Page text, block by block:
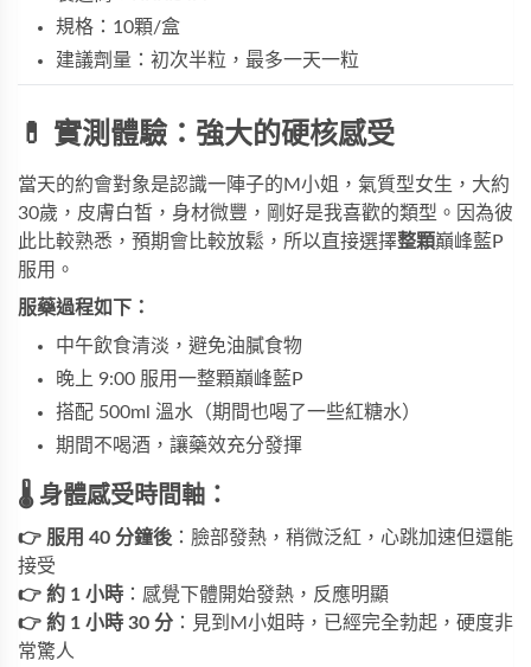
規格：10顆/盒
建議劑量：初次半粒，最多一天一粒
💊 實測體驗：強大的硬核感受
當天的約會對象是認識一陣子的M小姐，氣質型女生，大約
30歲，皮膚白皙，身材微豐，剛好是我喜歡的類型。因為彼
此比較熟悉，預期會比較放鬆，所以直接選擇整顆巔峰藍P
服用。
服藥過程如下：
中午飲食清淡，避免油膩食物
晚上 9:00 服用一整顆巔峰藍P
搭配 500ml 溫水（期間也喝了一些紅糖水）
期間不喝酒，讓藥效充分發揮
🌡️ 身體感受時間軸：
👉 服用 40 分鐘後 ：臉部發熱，稍微泛紅，心跳加速但還能
接受
👉 約 1 小時 ：感覺下體開始發熱，反應明顯
👉 約 1 小時 30 分 ：見到M小姐時，已經完全勃起，硬度非
常驚人